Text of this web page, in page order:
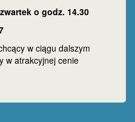
o godz. 14.30
w ciągu dalszym
w atrakcyjnej cenie